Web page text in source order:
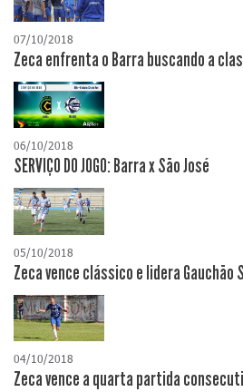
07/10/2018
Zeca enfrenta o Barra buscando a
06/10/2018
SERVIÇO DO JOGO: Barra x São José
05/10/2018
Zeca vence clássico e lidera Gauchão
04/10/2018
Zeca vence a quarta partida